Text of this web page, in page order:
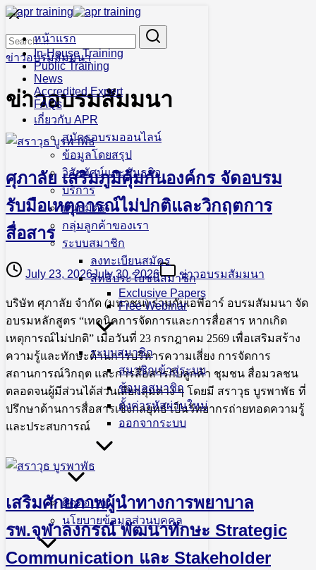
Skip
contentหน้าแรก
In-House Training
Public Training
News
Accredited Expert
FAQs
เกี่ยวกับ APR
สมัครอบรมออนไลน์
ข้อมูลโดยสรุป
วิสัยทัศน์และพันธกิจ
บริการ
พันธมิตร
กลุ่มลูกค้าของเรา
ระบบสมาชิก
ลงทะเบียนสมัคร
สิทธิประโยชน์สมาชิก
Exclusive Papers
Free Webinar
ระบบสมาชิก
สมาชิกเข้าสู่ระบบ
ข้อมูลสมาชิก
ตั้งค่ารหัสผ่านใหม่
ออกจากระบบ
ติดต่อเรา
นโยบายข้อมูลส่วนบุคคล
for:
ข่าวอบรมสัมมนา
ข่าวอบรมสัมมนา
ศุภาลัย เสริมภูมิคุ้มกันองค์กร จัดอบรม
รับมือเหตุการณ์ไม่ปกติและวิกฤตการ
สื่อสาร
July 23, 2026July 30, 2026 ข่าวอบรมสัมมนา
บริษัท ศุภาลัย จำกัด (มหาชน) ร่วมกับเอพีอาร์ อบรมสัมมนา จัด
อบรมหลักสูตร “เทคนิคการจัดการและการสื่อสาร หากเกิด
เหตุการณ์ไม่ปกติ” เมื่อวันที่ 23 กรกฎาคม 2569 เพื่อเสริมสร้าง
ความรู้และทักษะด้านการบริหารความเสี่ยง การจัดการ
สถานการณ์วิกฤต และการสื่อสารกับลูกค้า ชุมชน สื่อมวลชน
ตลอดจนผู้มีส่วนได้ส่วนเสียกลุ่มต่าง ๆ โดยมี สราวุธ บูรพาพัธ ที่
ปรึกษาด้านการสื่อสารเชิงกลยุทธ์ เป็นวิทยากรถ่ายทอดความรู้
และประสบการณ์
เสริมศักยภาพผู้นำทางการพยาบาล
รพ.จุฬาลงกรณ์ พัฒนาทักษะ Strategic
Communication และ Stakeholder